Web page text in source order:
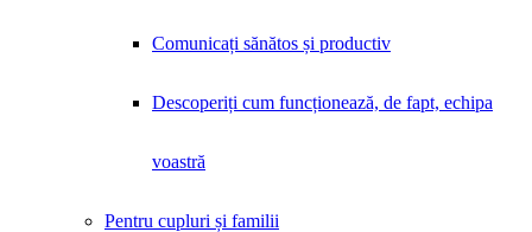
Comunicați sănătos și productiv
Descoperiți cum funcționează, de fapt, echipa
voastră
Pentru cupluri și familii